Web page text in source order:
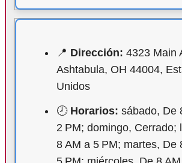
📍 Dirección: 4323 Main
Ashtabula, OH 44004,
Unidos
🕗 Horarios: sábado, De
2 PM; domingo, Cerrado;
8 AM a 5 PM; martes, De